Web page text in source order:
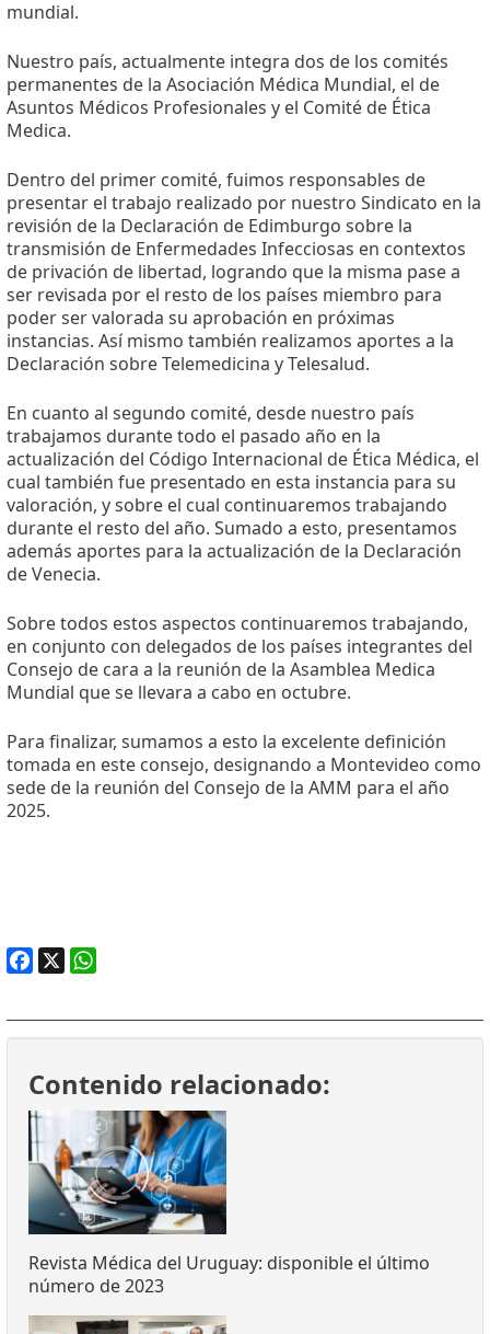
mundial.
Nuestro país, actualmente integra dos de los comités
permanentes de la Asociación Médica Mundial, el de
Asuntos Médicos Profesionales y el Comité de Ética
Medica.
Dentro del primer comité, fuimos responsables de
presentar el trabajo realizado por nuestro Sindicato en la
revisión de la Declaración de Edimburgo sobre la
transmisión de Enfermedades Infecciosas en contextos
de privación de libertad, logrando que la misma pase a
ser revisada por el resto de los países miembro para
poder ser valorada su aprobación en próximas
instancias. Así mismo también realizamos aportes a la
Declaración sobre Telemedicina y Telesalud.
En cuanto al segundo comité, desde nuestro país
trabajamos durante todo el pasado año en la
actualización del Código Internacional de Ética Médica, el
cual también fue presentado en esta instancia para su
valoración, y sobre el cual continuaremos trabajando
durante el resto del año. Sumado a esto, presentamos
además aportes para la actualización de la Declaración
de Venecia.
Sobre todos estos aspectos continuaremos trabajando,
en conjunto con delegados de los países integrantes del
Consejo de cara a la reunión de la Asamblea Medica
Mundial que se llevara a cabo en octubre.
Para finalizar, sumamos a esto la excelente definición
tomada en este consejo, designando a Montevideo como
sede de la reunión del Consejo de la AMM para el año
2025.
Contenido relacionado:
Revista Médica del Uruguay: disponible el último
número de 2023